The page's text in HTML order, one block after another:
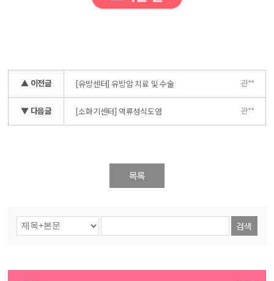
▲ 이전글 [유방센터] 유방암 치료 및 수술 관**
▼ 다음글 [소화기센터] 역류성식도염 관**
목록
검색